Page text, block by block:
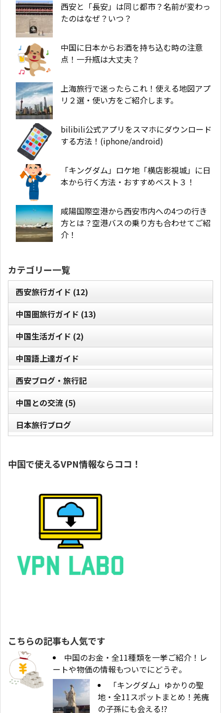
西安と「長安」は同じ都市？名前が変わっ
たのはなぜ？いつ？
中国に日本からお酒を持ち込む時の注意
点！一升瓶は大丈夫？
上海旅行で迷ったらこれ！使える地図アプ
リ２選・使い方をご紹介します。
bilibili公式アプリをスマホにダウンロード
する方法！(iphone/android)
「キングダム」ロケ地「横店影視城」に日
本から行く方法・おすすめベスト３！
咸陽国際空港から西安市内への4つの行き
方とは？空港バスの乗り方も合わせてご紹
介！
カテゴリー一覧
西安旅行ガイド (12)
中国圏旅行ガイド (13)
中国生活ガイド (2)
中国語上達ガイド
西安ブログ・旅行記
中国との交流 (5)
日本旅行ブログ
中国で使えるVPN情報ならココ！
こちらの記事も人気です
中国のお金・全11種類を一挙ご紹介！レ
ートや物価の情報もついでにどうぞ。
「キングダム」ゆかりの聖
地・全11スポットまとめ！羌瘣
の子孫にも会える!?